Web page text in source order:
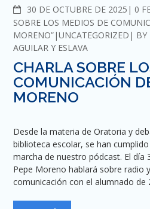
30 DE OCTUBRE DE 2025
0
SOBRE LOS MEDIOS DE
MORENO” UNCATEGORIZED BY
AGUILAR Y ESLAVA
CHARLA SOBRE
COMUNICACIÓN
MORENO
Desde la materia de Oratoria y
biblioteca escolar, se han
marcha de nuestro pódcast. El día
Pepe Moreno hablará sobre radio
comunicación con el alumnado de